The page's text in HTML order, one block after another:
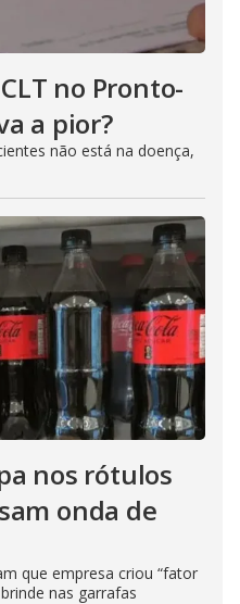
no Pronto-
a pior?
não está na doença,
nos rótulos
onda de
que empresa criou “fator
nas garrafas